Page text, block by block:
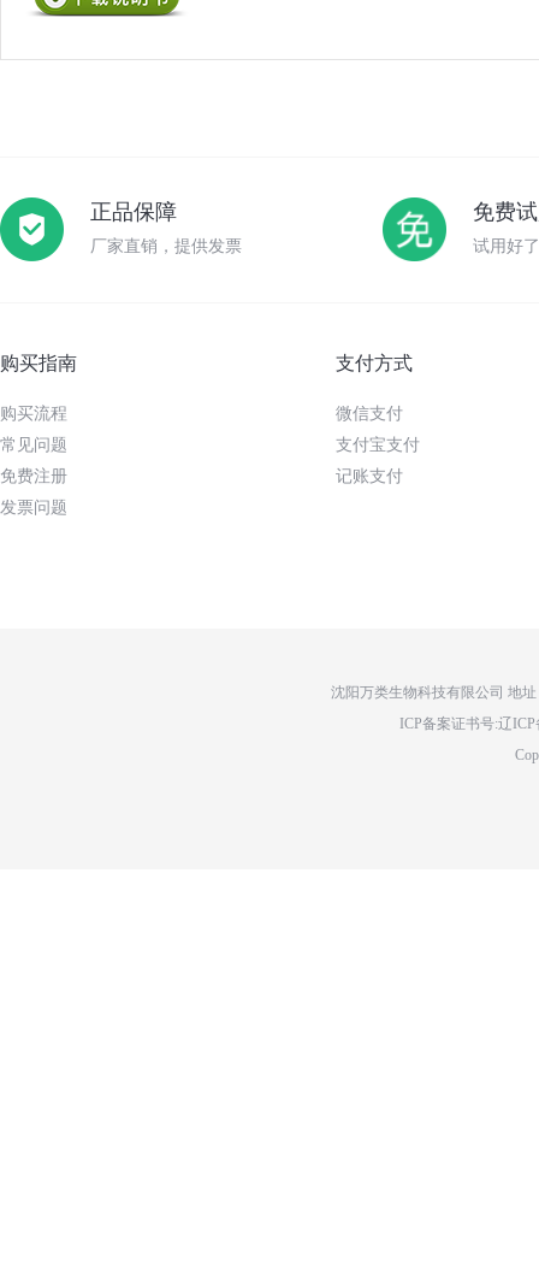
正品保障
厂家直销，提供发票
免费
试用好
购买指南
购买流程
常见问题
免费注册
发票问题
支付方式
微信支付
支付宝支付
记账支付
沈阳万类生物科技有限公司 地
ICP备案证书号:辽